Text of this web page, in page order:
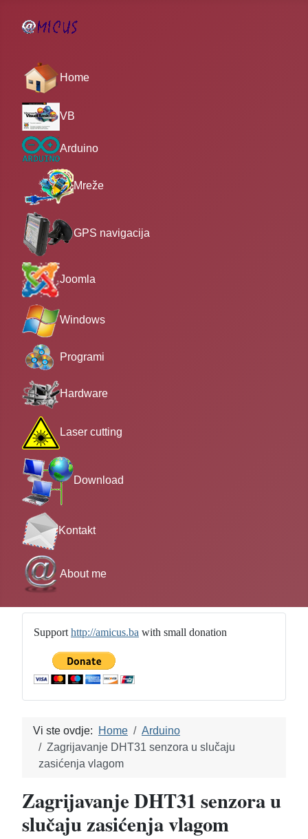
Home
VB
Arduino
Mreže
GPS navigacija
Joomla
Windows
Programi
Hardware
Laser cutting
Download
Kontakt
About me
Support http://amicus.ba with small donation
Vi ste ovdje: Home
Arduino
Zagrijavanje DHT31 senzora u slučaju
zasićenja vlagom
Zagrijavanje DHT31 senzora u
slučaju zasićenja vlagom